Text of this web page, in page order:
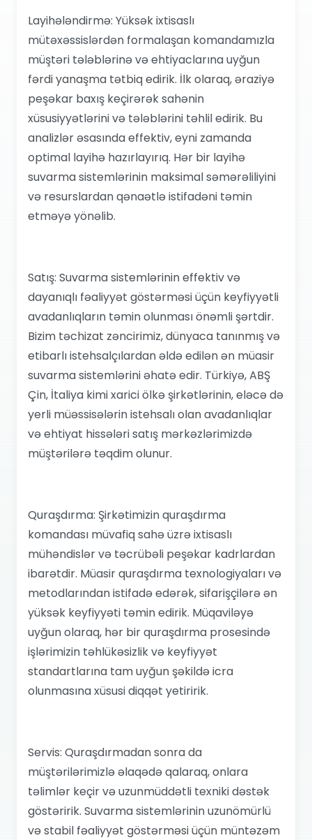
Layihələndirmə: Yüksək ixtisaslı
mütəxəssislərdən formalaşan komandamızla
müştəri tələblərinə və ehtiyaclarına uyğun
fərdi yanaşma tətbiq edirik. İlk olaraq, əraziyə
peşəkar baxış keçirərək sahənin
xüsusiyyətlərini və tələblərini təhlil edirik. Bu
analizlər əsasında effektiv, eyni zamanda
optimal layihə hazırlayırıq. Hər bir layihə
suvarma sistemlərinin maksimal səmərəliliyini
və resurslardan qənaətlə istifadəni təmin
etməyə yönəlib.
Satış: Suvarma sistemlərinin effektiv və
dayanıqlı fəaliyyət göstərməsi üçün keyfiyyətli
avadanlıqların təmin olunması önəmli şərtdir.
Bizim təchizat zəncirimiz, dünyaca tanınmış və
etibarlı istehsalçılardan əldə edilən ən müasir
suvarma sistemlərini əhatə edir. Türkiyə, ABŞ
Çin, İtaliya kimi xarici ölkə şirkətlərinin, eləcə də
yerli müəssisələrin istehsalı olan avadanlıqlar
və ehtiyat hissələri satış mərkəzlərimizdə
müştərilərə təqdim olunur.
Quraşdırma: Şirkətimizin quraşdırma
komandası müvafiq sahə üzrə ixtisaslı
mühəndislər və təcrübəli peşəkar kadrlardan
ibarətdir. Müasir quraşdırma texnologiyaları və
metodlarından istifadə edərək, sifarişçilərə ən
yüksək keyfiyyəti təmin edirik. Müqaviləyə
uyğun olaraq, hər bir quraşdırma prosesində
işlərimizin təhlükəsizlik və keyfiyyət
standartlarına tam uyğun şəkildə icra
olunmasına xüsusi diqqət yetiririk.
Servis: Quraşdırmadan sonra da
müştərilərimizlə əlaqədə qalaraq, onlara
təlimlər keçir və uzunmüddətli texniki dəstək
göstəririk. Suvarma sistemlərinin uzunömürlü
və stabil fəaliyyət göstərməsi üçün müntəzəm